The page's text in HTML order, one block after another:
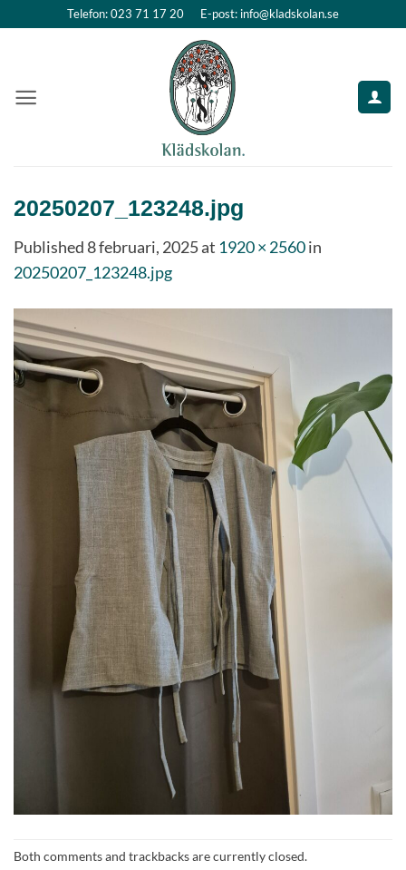
Telefon: 023 71 17 20 E-post: info@kladskolan.se
20250207_123248.jpg
Published 8 februari, 2025at 1920 × 2560in
20250207_123248.jpg
Both comments and trackbacks are currently closed.